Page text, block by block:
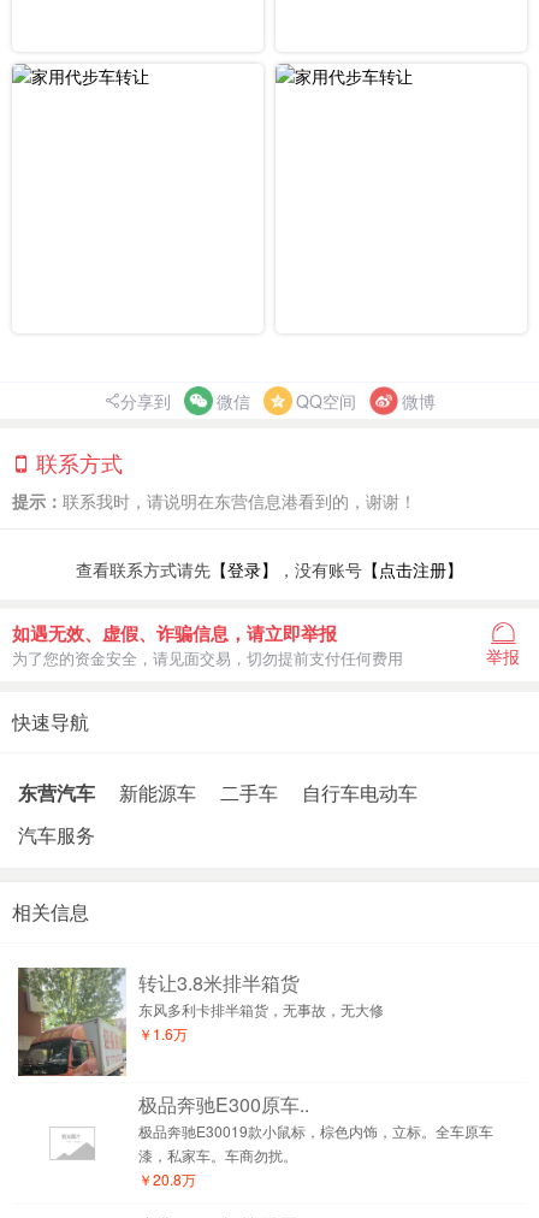
分享到 微信 QQ空间 微博
联系方式
提示： 联系我时，请说明在东营信息港看到的，谢谢！
查看联系方式请先 【登录】 ，没有账号 【点击注册】
如遇无效、虚假、诈骗信息，请立即举报
为了您的资金安全，请见面交易，切勿提前支付任何费用 举报
快速导航
东营汽车 新能源车 二手车
自行车电动车
汽车服务
相关信息
转让3.8米排半箱货
东风多利卡排半箱货，无事故，无大修
￥1.6万
极品奔驰E300原车..
极品奔驰E30019款小鼠标，棕色内饰，立标。全车原车
漆，私家车。车商勿扰。
￥20.8万